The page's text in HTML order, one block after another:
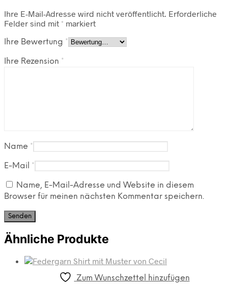
Ihre E-Mail-Adresse wird nicht veröffentlicht. Erforderliche
Felder sind mit * markiert
Ihre Bewertung *
Ihre Rezension *
Name *
E-Mail *
Name, E-Mail-Adresse und Website in diesem
Browser für meinen nächsten Kommentar speichern.
Ähnliche Produkte
Zum Wunschzettel hinzufügen